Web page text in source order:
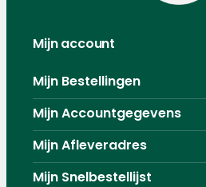
Mijn account
Mijn Bestellingen
Mijn Accountgegevens
Mijn Afleveradres
Mijn Snelbestellijst